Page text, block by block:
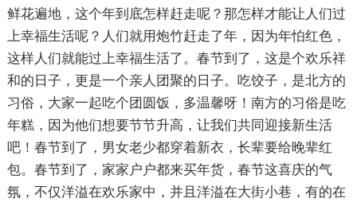
鲜花遍地，这个年到底怎样赶走呢？那怎样才能让人们过
上幸福生活呢？人们就用炮竹赶走了年，因为年怕红色，
这样人们就能过上幸福生活了。春节到了，这是个欢乐祥
和的日子，更是一个亲人团聚的日子。吃饺子，是北方的
习俗，大家一起吃个团圆饭，多温馨呀！南方的习俗是吃
年糕，因为他们想要节节升高，让我们共同迎接新生活
吧！春节到了，男女老少都穿着新衣，长辈要给晚辈红
包。春节到了，家家户户都来买年货，春节这喜庆的气
氛，不仅洋溢在欢乐家中，并且洋溢在大街小巷，有的在